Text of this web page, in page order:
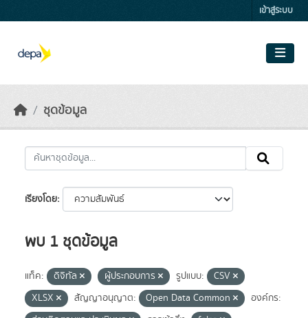
เข้าสู่ระบบ
ชุดข้อมูล
เรียงโดย
พบ 1 ชุดข้อมูล
แท็ค: ดิจิทัล ผู้ประกอบการ รูปแบบ:
CSV
XLSX
สัญญาอนุญาต: Open Data Common
องค์กร: